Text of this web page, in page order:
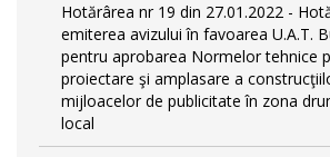
Hotărârea nr 19 din 27.01.2022 -
emiterea avizului în favoarea U.A.T.
pentru aprobarea Normelor tehnice
proiectare şi amplasare a
mijloacelor de publicitate în zona
local